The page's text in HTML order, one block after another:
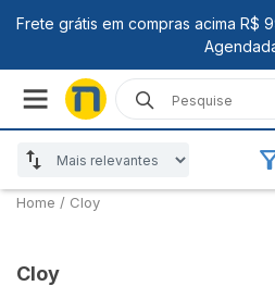
Home / Cloy
Cloy